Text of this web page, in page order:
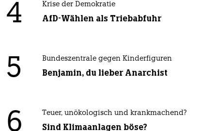
4 Krise der Demokratie
AfD-Wählen als Triebabfuhr
5 Bundeszentrale gegen Kinderfiguren
Benjamin, du lieber Anarchist
6 Teuer, unökologisch und krankmachend?
Sind Klimaanlagen böse?